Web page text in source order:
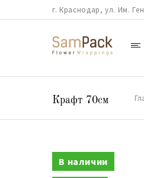
г. Краснодар, ул. Им.
Крафт 70см
В наличии